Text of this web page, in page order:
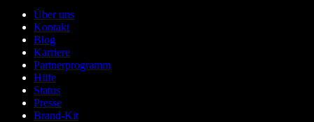
Über uns
Kontakt
Blog
Karriere
Partnerprogramm
Hilfe
Status
Presse
Brand-Kit